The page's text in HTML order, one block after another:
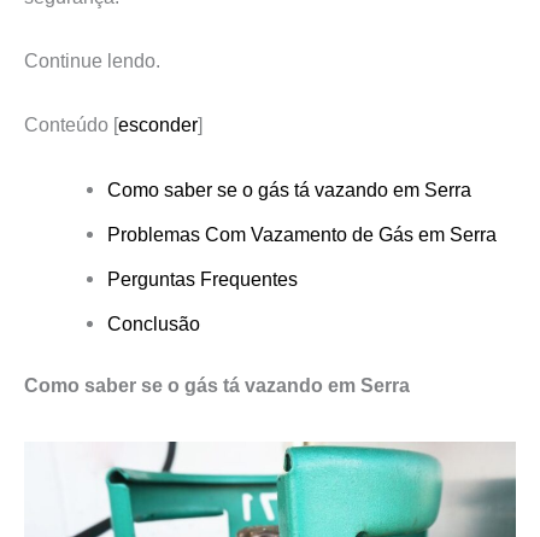
Continue lendo.
Conteúdo [esconder]
Como saber se o gás tá vazando em Serra
Problemas Com Vazamento de Gás em Serra
Perguntas Frequentes
Conclusão
Como saber se o gás tá vazando em Serra